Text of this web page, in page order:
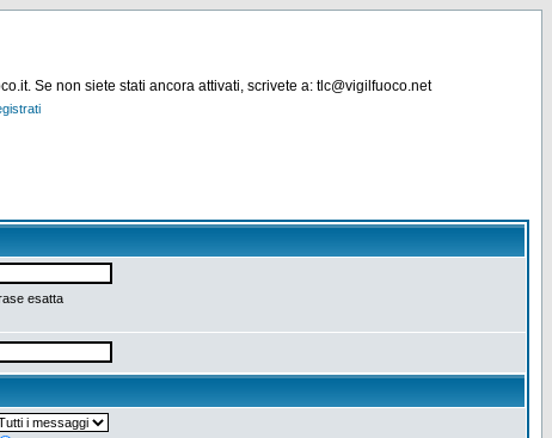
Se non siete stati ancora attivati, scrivete a: tlc@vigilfuoco.net
esatta